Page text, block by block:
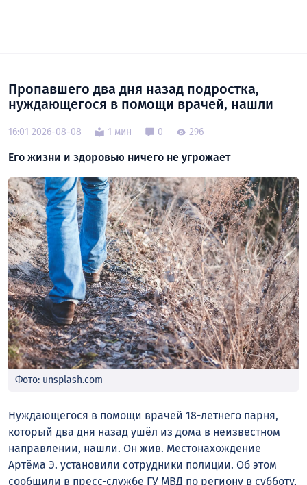
Пропавшего два дня назад подростка,
нуждающегося в помощи врачей, нашли
16:01 2026-08-08 1 мин 0 296
Его жизни и здоровью ничего не угрожает
Фото: unsplash.com
Нуждающегося в помощи врачей 18-летнего парня,
который два дня назад ушёл из дома в неизвестном
направлении, нашли. Он жив. Местонахождение
Артёма Э. установили сотрудники полиции. Об этом
сообщили в пресс-службе ГУ МВД по региону в субботу,